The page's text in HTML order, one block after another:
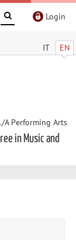
Login
IT EN
A Performing Arts
in Music and